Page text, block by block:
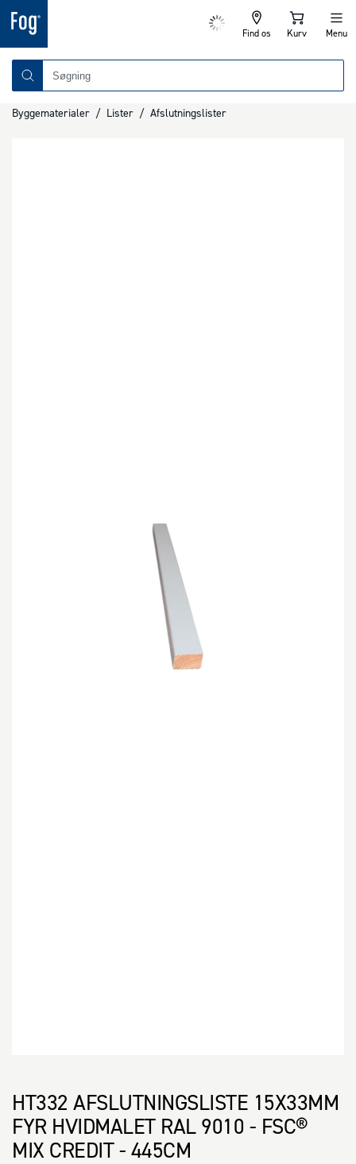
Find os Kurv Menu
Byggematerialer / Lister / Afslutningslister
HT332 AFSLUTNINGSLISTE 15X33MM
FYR HVIDMALET RAL 9010 - FSC®
MIX CREDIT - 445CM